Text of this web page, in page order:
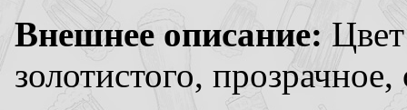
Внешнее описание:
золотистого,